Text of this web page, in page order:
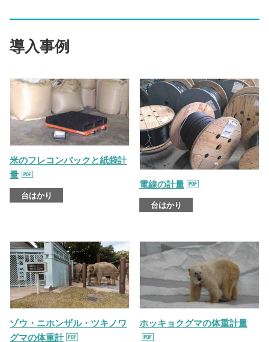
導入事例
米のフレコンバックと紙袋計
量
台はかり
電線の計量
台はかり
ゾウ・ニホンザル・ツキノワ
グマの体重計
ホッキョクグマの体重計量